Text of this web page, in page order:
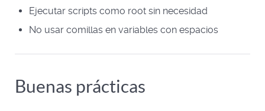
Ejecutar scripts como root sin necesidad
No usar comillas en variables con espacios
Buenas prácticas